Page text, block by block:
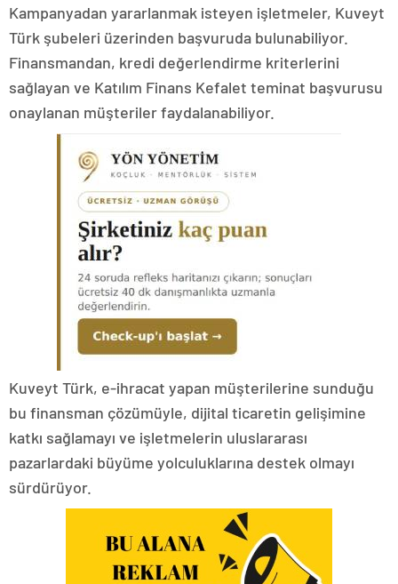
Kampanyadan yararlanmak isteyen işletmeler, Kuveyt
Türk şubeleri üzerinden başvuruda bulunabiliyor.
Finansmandan, kredi değerlendirme kriterlerini
sağlayan ve Katılım Finans Kefalet teminat başvurusu
onaylanan müşteriler faydalanabiliyor.
Kuveyt Türk, e-ihracat yapan müşterilerine sunduğu
bu finansman çözümüyle, dijital ticaretin gelişimine
katkı sağlamayı ve işletmelerin uluslararası
pazarlardaki büyüme yolculuklarına destek olmayı
sürdürüyor.